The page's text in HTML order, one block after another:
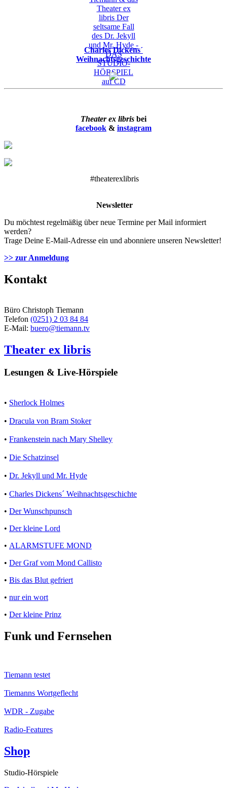
Charles Dickens´
Weihnachtsgeschichte
Theater ex libris bei
facebook & instagram
#theaterexlibris
Newsletter
Du möchtest regelmäßig über neue Termine per Mail informiert
werden?
Trage Deine E-Mail-Adresse ein und abonniere unseren Newsletter!
>> zur Anmeldung
Kontakt
Büro Christoph Tiemann
Telefon (0251) 2 03 84 84
E-Mail: buero@tiemann.tv
Theater ex libris
Lesungen & Live-Hörspiele
• Sherlock Holmes
• Dracula von Bram Stoker
• Frankenstein nach Mary Shelley
• Die Schatzinsel
• Dr. Jekyll und Mr. Hyde
• Charles Dickens´ Weihnachtsgeschichte
• Der Wunschpunsch
• Der kleine Lord
• ALARMSTUFE MOND
• Der Graf vom Mond Callisto
• Bis das Blut gefriert
• nur ein wort
• Der kleine Prinz
Funk und Fernsehen
Tiemann testet
Tiemanns Wortgeflecht
WDR - Zugabe
Radio-Features
Shop
Studio-Hörspiele